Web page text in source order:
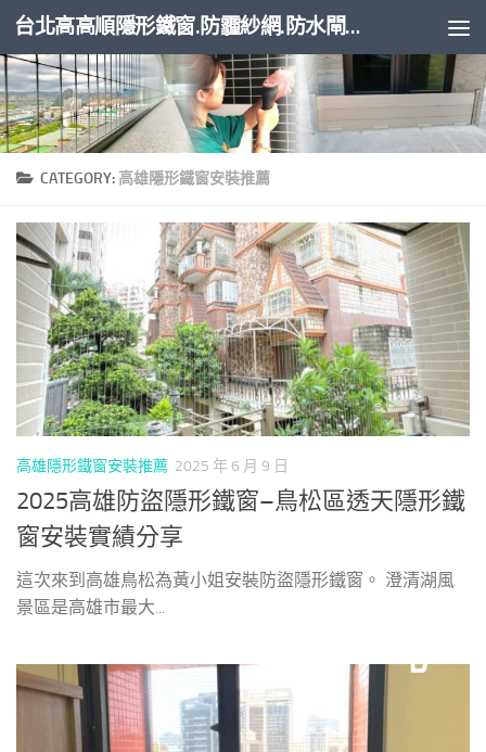
Skip to content 台北高高順隱形鐵窗.防霾紗網.防水閘門
CATEGORY: 高雄隱形鐵窗安裝推薦
高雄隱形鐵窗安裝推薦 2025 年 6 月 9 日
2025高雄防盜隱形鐵窗–鳥松區透天隱形鐵
窗安裝實績分享
這次來到高雄鳥松為黃小姐安裝防盜隱形鐵窗。 澄清湖風
景區是高雄市最大...